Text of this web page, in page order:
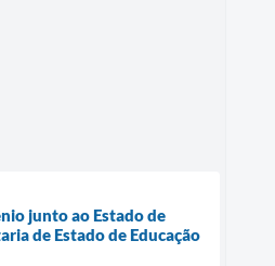
junto ao Estado de
de Estado de Educação